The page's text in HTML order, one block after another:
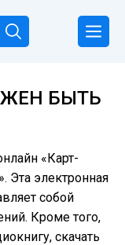
БЫТЬ
«Карт-
Эта электронная
собой
Кроме того,
скачать